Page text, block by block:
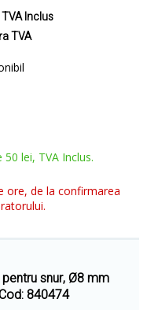
TVA Inclus
TVA
lei, TVA Inclus.
ore, de la confirmarea
snur, Ø8 mm
840474